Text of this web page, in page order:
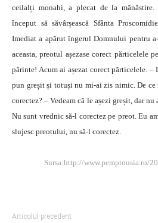
ceilalți monahi, a plecat de la
început să săvârșească Sfânta
Imediat a apărut îngerul Domnului pentru
aceasta, preotul așezase corect părticelele
părinte! Acum ai așezat corect părticelele.
pun greșit și totuși nu mi-ai zis nimic. De ce
corectez? – Vedeam că le așezi greșit, dar
Nu sunt vrednic să-l corectez pe preot. Eu
slujesc preotului, nu să-l corectez.
Sursa:http://www.pemptousia.ro/
Articolul precedent